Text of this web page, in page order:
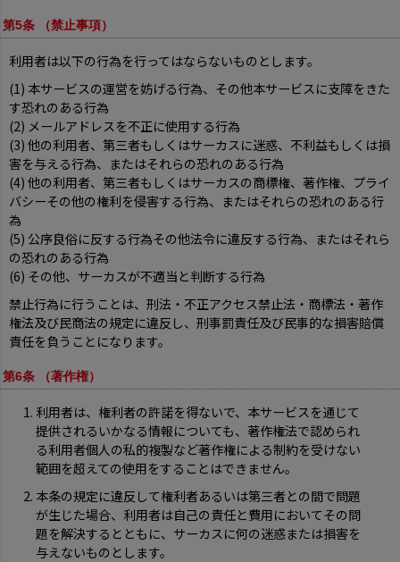
第5条 （禁止事項）
利用者は以下の行為を行ってはならないものとします。
(1) 本サービスの運営を妨げる行為、その他本サービスに支障をきた
す恐れのある行為
(2) メールアドレスを不正に使用する行為
(3) 他の利用者、第三者もしくはサーカスに迷惑、不利益もしくは損
害を与える行為、またはそれらの恐れのある行為
(4) 他の利用者、第三者もしくはサーカスの商標権、著作権、プライ
バシーその他の権利を侵害する行為、またはそれらの恐れのある行
為
(5) 公序良俗に反する行為その他法令に違反する行為、またはそれら
の恐れのある行為
(6) その他、サーカスが不適当と判断する行為
禁止行為に行うことは、刑法・不正アクセス禁止法・商標法・著作
権法及び民商法の規定に違反し、刑事罰責任及び民事的な損害賠償
責任を負うことになります。
第6条 （著作権）
利用者は、権利者の許諾を得ないで、本サービスを通じて
提供されるいかなる情報についても、著作権法で認められ
る利用者個人の私的複製など著作権による制約を受けない
範囲を超えての使用をすることはできません。
本条の規定に違反して権利者あるいは第三者との間で問題
が生じた場合、利用者は自己の責任と費用においてその問
題を解決するとともに、サーカスに何の迷惑または損害を
与えないものとします。